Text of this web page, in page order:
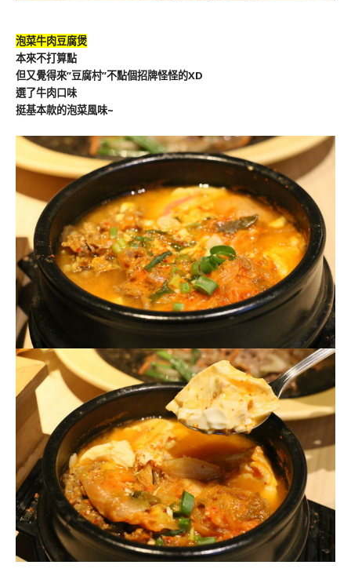
泡菜牛肉豆腐煲
本來不打算點
但又覺得來”豆腐村”不點個招牌怪怪的XD
選了牛肉口味
挺基本款的泡菜風味~